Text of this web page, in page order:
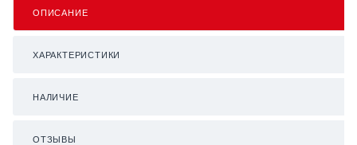
ОПИСАНИЕ
ХАРАКТЕРИСТИКИ
НАЛИЧИЕ
ОТЗЫВЫ